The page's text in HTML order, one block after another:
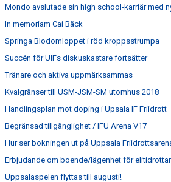
Mondo avslutade sin high school-karriär med
In memoriam Cai Bäck
Springa Blodomloppet i röd kroppsstrumpa
Succén för UIFs diskuskastare fortsätter
Tränare och aktiva uppmärksammas
Kvalgränser till USM-JSM-SM utomhus 2018
Handlingsplan mot doping i Upsala IF Friidrott
Begränsad tillgänglighet / IFU Arena V17
Hur ser bokningen ut på Uppsala
Erbjudande om boende/lägenhet för
Uppsalaspelen flyttas till augusti!